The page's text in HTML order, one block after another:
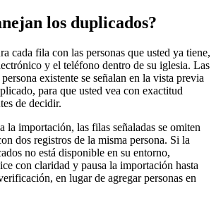
los duplicados?
cada fila con las personas que usted ya tiene,
y el teléfono dentro de su iglesia. Las
existente se señalan en la vista previa
para que usted vea con exactitud
de decidir.
la importación, las filas señaladas se omiten
dos registros de la misma persona. Si la
no está disponible en su entorno,
con claridad y pausa la importación hasta
en lugar de agregar personas en